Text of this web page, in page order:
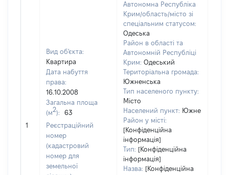
1
Вид об'єкта:
Квартира
Дата набуття
права:
16.10.2008
Загальна площа
(м2):
63
Реєстраційний
номер
(кадастровий
номер для
земельної
Автономна Республіка
Крим/область/місто зі
спеціальним статусом:
Одеська
Район в області та
Автономній Республіці
Крим: Одеський
Територіальна громада:
Южненська
Тип населеного пункту:
Місто
Населений пункт: Южне
Район у місті:
[Конфіденційна
інформація]
Тип: [Конфіденційна
інформація]
Назва: [Конфіденційна